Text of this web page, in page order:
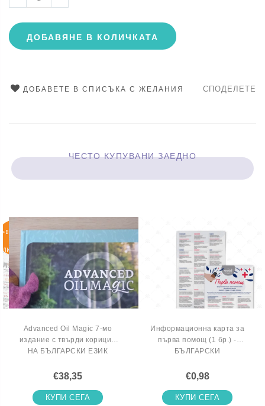
ДОБАВЯНЕ В КОЛИЧКАТА
ДОБАВЕТЕ В СПИСЪКА С ЖЕЛАНИЯ СПОДЕЛЕТЕ
ЧЕСТО КУПУВАНИ ЗАЕДНО
>ВКЛЮЧИ
ЛИСТАТА
ЧАКАЩИТЕ
Advanced Oil Magic 7-мо
издание с твърди корици -
НА БЪЛГАРСКИ ЕЗИК
€38,35
КУПИ СЕГА
Информационна карта за
първа помощ (1 бр.) -
БЪЛГАРСКИ
€0,98
КУПИ СЕГА